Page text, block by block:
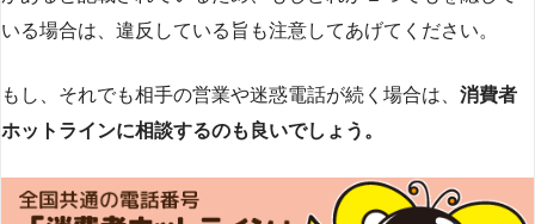
いる場合は、違反している旨も注意してあげてください。
もし、それでも相手の営業や迷惑電話が続く場合は、 消費者
ホットラインに相談するのも良いでしょう。